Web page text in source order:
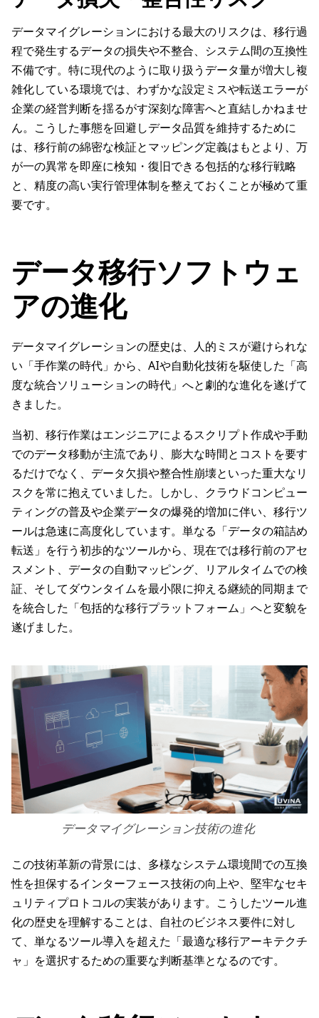
データマイグレーションにおける最大のリスクは、移行過
程で発生するデータの損失や不整合、システム間の互換性
不備です。特に現代のように取り扱うデータ量が増大し複
雑化している環境では、わずかな設定ミスや転送エラーが
企業の経営判断を揺るがす深刻な障害へと直結しかねませ
ん。こうした事態を回避しデータ品質を維持するために
は、移行前の綿密な検証とマッピング定義はもとより、万
が一の異常を即座に検知・復旧できる包括的な移行戦略
と、精度の高い実行管理体制を整えておくことが極めて重
要です。
データ移行ソフトウェ
アの進化
データマイグレーションの歴史は、人的ミスが避けられな
い「手作業の時代」から、AIや自動化技術を駆使した「高
度な統合ソリューションの時代」へと劇的な進化を遂げて
きました。
当初、移行作業はエンジニアによるスクリプト作成や手動
でのデータ移動が主流であり、膨大な時間とコストを要す
るだけでなく、データ欠損や整合性崩壊といった重大なリ
スクを常に抱えていました。しかし、クラウドコンピュー
ティングの普及や企業データの爆発的増加に伴い、移行ツ
ールは急速に高度化しています。単なる「データの箱詰め
転送」を行う初歩的なツールから、現在では移行前のアセ
スメント、データの自動マッピング、リアルタイムでの検
証、そしてダウンタイムを最小限に抑える継続的同期まで
を統合した「包括的な移行プラットフォーム」へと変貌を
遂げました。
データマイグレーション技術の進化
この技術革新の背景には、多様なシステム環境間での互換
性を担保するインターフェース技術の向上や、堅牢なセキ
ュリティプロトコルの実装があります。こうしたツール進
化の歴史を理解することは、自社のビジネス要件に対し
て、単なるツール導入を超えた「最適な移行アーキテクチ
ャ」を選択するための重要な判断基準となるのです。